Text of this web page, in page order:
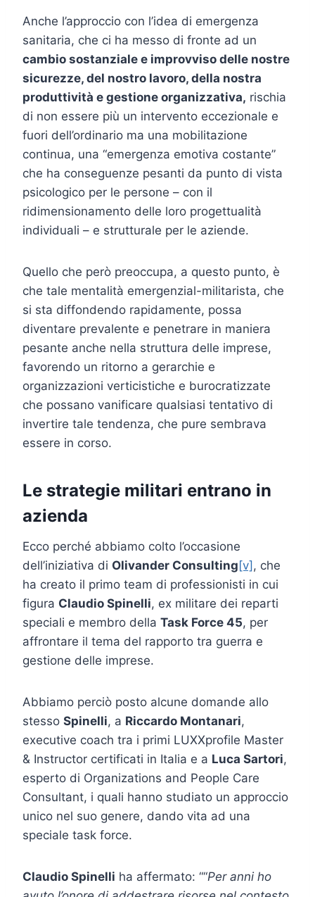
Anche l’approccio con l’idea di emergenza
sanitaria, che ci ha messo di fronte ad un
cambio sostanziale e improvviso delle nostre
sicurezze, del nostro lavoro, della nostra
produttività e gestione organizzativa, rischia
di non essere più un intervento eccezionale e
fuori dell’ordinario ma una mobilitazione
continua, una “emergenza emotiva costante”
che ha conseguenze pesanti da punto di vista
psicologico per le persone – con il
ridimensionamento delle loro progettualità
individuali – e strutturale per le aziende.
Quello che però preoccupa, a questo punto, è
che tale mentalità emergenzial-militarista, che
si sta diffondendo rapidamente, possa
diventare prevalente e penetrare in maniera
pesante anche nella struttura delle imprese,
favorendo un ritorno a gerarchie e
organizzazioni verticistiche e burocratizzate
che possano vanificare qualsiasi tentativo di
invertire tale tendenza, che pure sembrava
essere in corso.
Le strategie militari entrano in
azienda
Ecco perché abbiamo colto l’occasione
dell’iniziativa di Olivander Consulting[v], che
ha creato il primo team di professionisti in cui
figura Claudio Spinelli, ex militare dei reparti
speciali e membro della Task Force 45, per
affrontare il tema del rapporto tra guerra e
gestione delle imprese.
Abbiamo perciò posto alcune domande allo
stesso Spinelli, a Riccardo Montanari,
executive coach tra i primi LUXXprofile Master
& Instructor certificati in Italia e a Luca Sartori,
esperto di Organizations and People Care
Consultant, i quali hanno studiato un approccio
unico nel suo genere, dando vita ad una
speciale task force.
Claudio Spinelli ha affermato: ““Per anni ho